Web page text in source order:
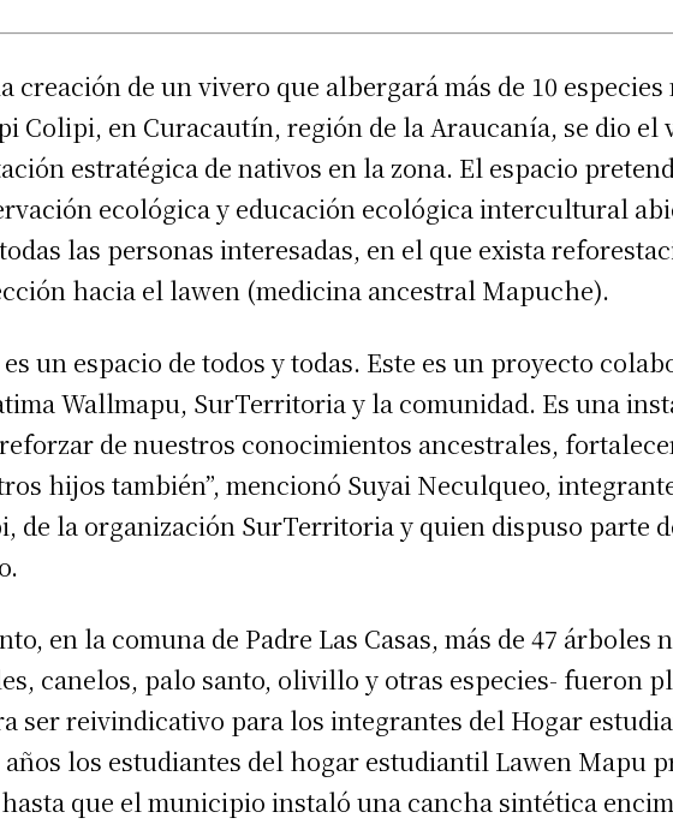
creación de un vivero que albergará más de 10
Colipi, en Curacautín, región de la Araucanía, se dio el
estratégica de nativos en la zona. El espacio
ecológica y educación ecológica intercultural
las personas interesadas, en el que exista
hacia el lawen (medicina ancestral Mapuche).
es un espacio de todos y todas. Este es un proyecto
Wallmapu, SurTerritoria y la comunidad. Es una
de nuestros conocimientos ancestrales,
hijos también”, mencionó Suyai Neculqueo,
de la organización SurTerritoria y quien dispuso parte
en la comuna de Padre Las Casas, más de 47
canelos, palo santo, olivillo y otras especies- fueron
ser reivindicativo para los integrantes del Hogar
años los estudiantes del hogar estudiantil Lawen Mapu
que el municipio instaló una cancha sintética